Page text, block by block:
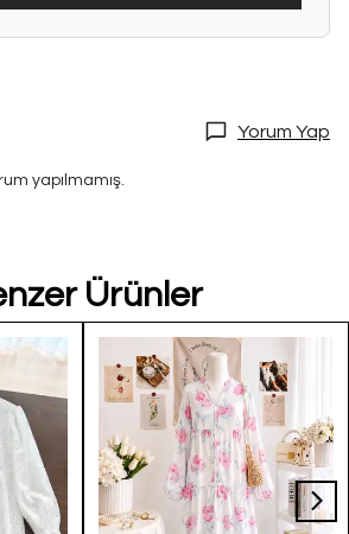
Yorum Yap
yapılmamış.
Ürünler